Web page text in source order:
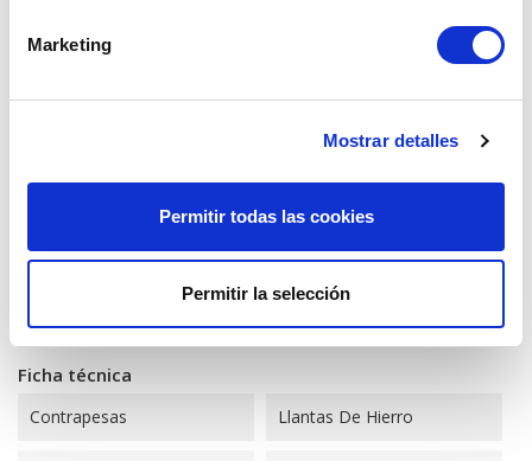
Marketing
Mostrar detalles
Permitir todas las cookies
Permitir la selección
Detalles del producto
En stock 100 Artículos
Ficha técnica
Contrapesas Llantas De Hierro